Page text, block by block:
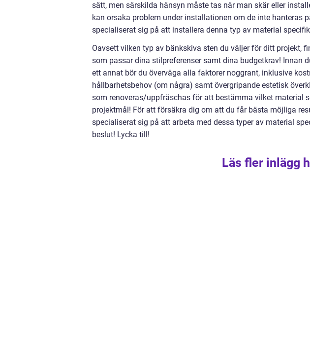
sätt, men särskilda hänsyn måste tas när man skär eller
kan orsaka problem under installationen om de inte hanteras
specialiserat sig på att installera denna typ av material
Oavsett vilken typ av bänkskiva sten du väljer för ditt projekt,
som passar dina stilpreferenser samt dina budgetkrav! Innan
ett annat bör du överväga alla faktorer noggrant, inklusive
hållbarhetsbehov (om några) samt övergripande estetisk
som renoveras/uppfräschas för att bestämma vilket material
projektmål! För att försäkra dig om att du får bästa möjliga
specialiserat sig på att arbeta med dessa typer av material
beslut! Lycka till!
Läs fler inlägg